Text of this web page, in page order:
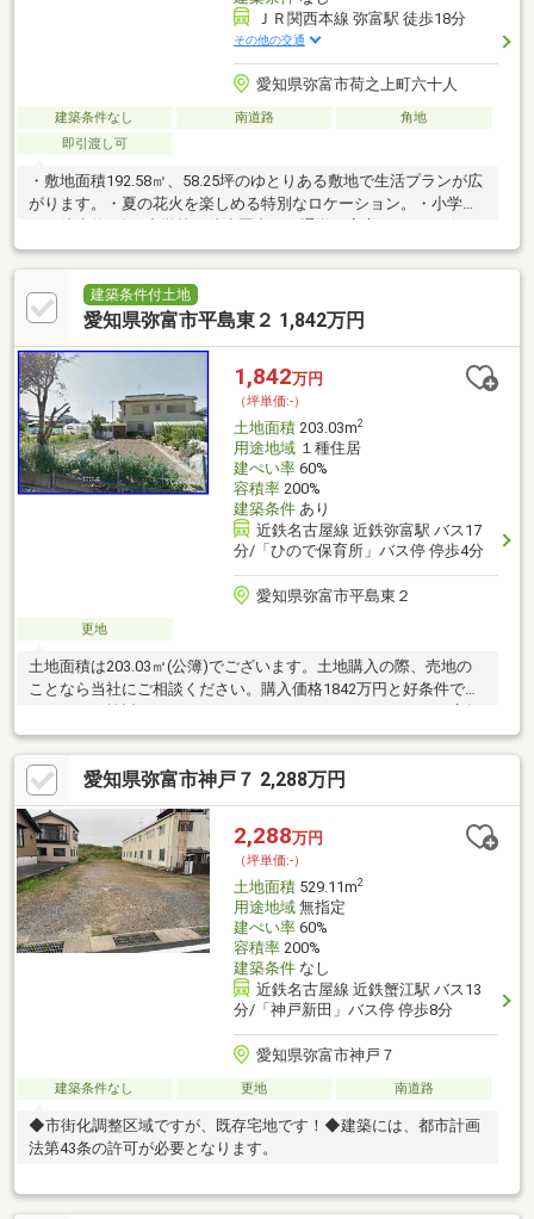
ＪＲ関西本線 弥富駅 徒歩18分
その他の交通
愛知県弥富市荷之上町六十人
建築条件なし 南道路
角地
即引渡し可
・敷地面積192.58㎡、58.25坪のゆとりある敷地で生活プランが広
がります。・夏の花火を楽しめる特別なロケーション。・小学校
スーパー・ドラッグストア・イオンタウンなど生活施設が充
実。・東名阪道「弥富IC」まで車で約3分、名古屋方面へのアクセ
スも良好。・駐車スペース・庭の活用など、ライフスタイルに合
わせたリフォームや建替えにも最適。
建築条件付土地
愛知県弥富市平島東２ 1,842万円
1,842万円
（坪単価:-）
土地面積203.03m2
用途地域１種住居
建ぺい率60%
容積率200%
建築条件あり
近鉄名古屋線 近鉄弥富駅 バス17
分/「ひので保育所」バス停 停歩4分
愛知県弥富市平島東２
更地
土地面積は203.03㎡(公簿)でございます。土地購入の際、売地の
ことなら当社にご相談ください。購入価格1842万円と好条件で
等の住宅以外の建築物も建てることが可能で、容積率・高さ制限
が緩いのが第一種住居地域です。こちらは住宅用地です。傾斜地
より建築が楽な平坦地です。完成済みの建売住宅と違い建築中に
施工不良の有無をチェックできる建築条件付です。
愛知県弥富市神戸７ 2,288万円
2,288万円
（坪単価:-）
土地面積529.11m2
用途地域無指定
建ぺい率60%
容積率200%
建築条件なし
近鉄名古屋線 近鉄蟹江駅 バス13
分/「神戸新田」バス停 停歩8分
愛知県弥富市神戸７
建築条件なし 更地 南道路
◆市街化調整区域ですが、既存宅地です！◆建築には、都市計画
法第43条の許可が必要となります。